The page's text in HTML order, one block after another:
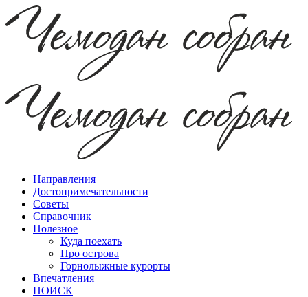
Направления
Достопримечательности
Советы
Справочник
Полезное
Куда поехать
Про острова
Горнолыжные курорты
Впечатления
ПОИСК